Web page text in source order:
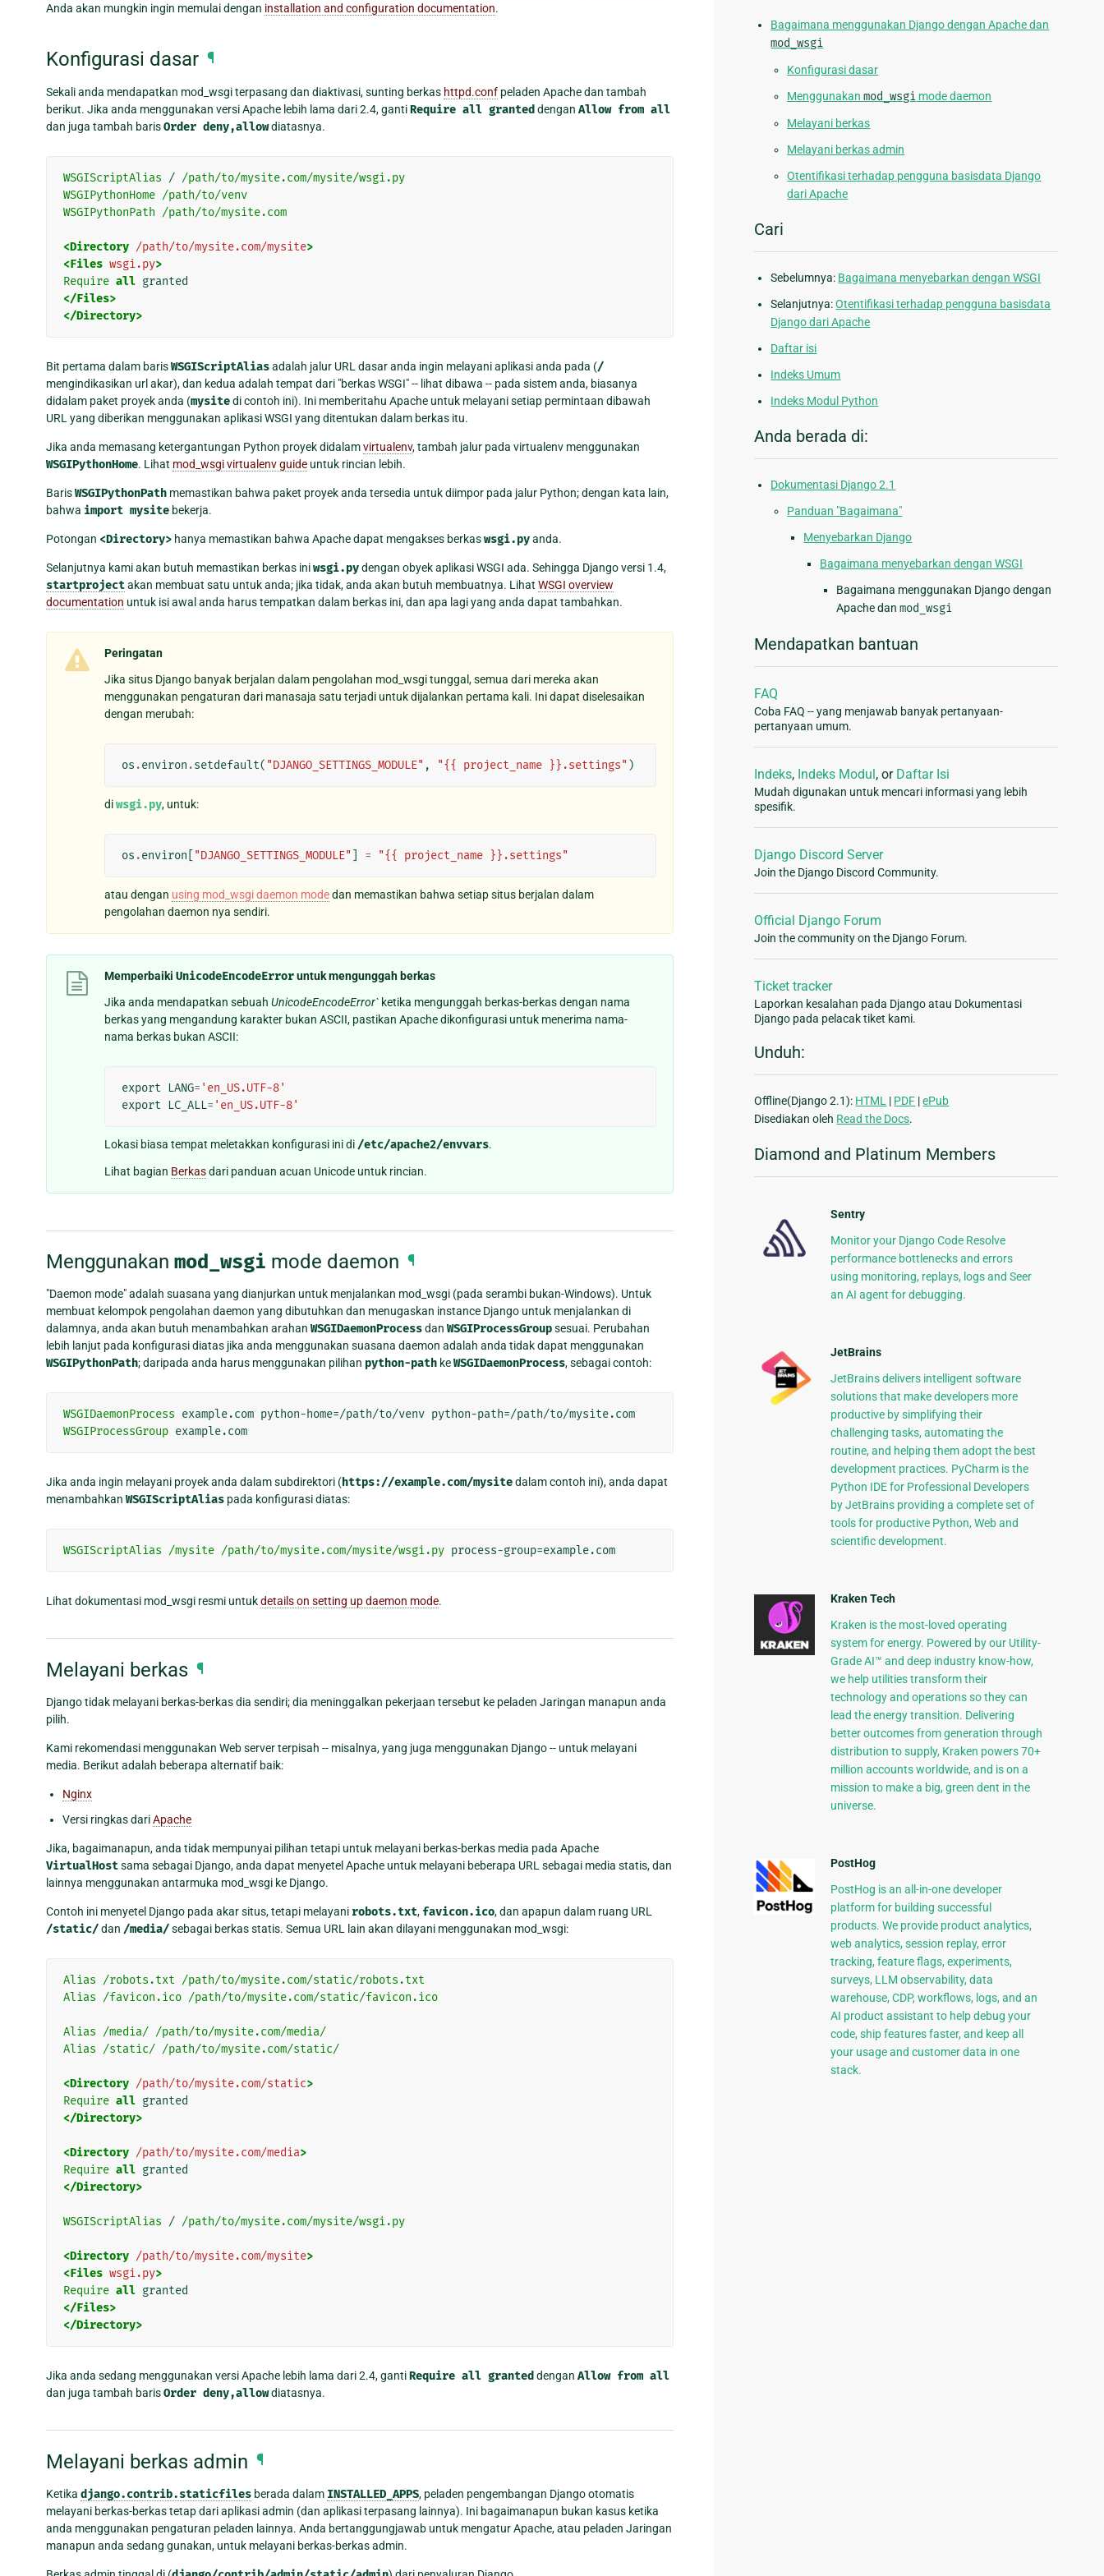
Anda akan mungkin ingin memulai dengan installation and configuration documentation.
Konfigurasi dasar ¶
Sekali anda mendapatkan mod_wsgi terpasang dan diaktivasi, sunting berkas httpd.conf peladen Apache dan tambah
berikut. Jika anda menggunakan versi Apache lebih lama dari 2.4, gantiRequire all granted dengan Allow from all
dan juga tambah barisOrder deny,allowdiatasnya.
WSGIScriptAlias / /path/to/mysite.com/mysite/wsgi.py
WSGIPythonHome /path/to/venv
WSGIPythonPath /path/to/mysite.com
<Directory /path/to/mysite.com/mysite>
<Files wsgi.py>
Require all
</Files>
</Directory>
Bit pertama dalam barisWSGIScriptAliasadalah jalur URL dasar anda ingin melayani aplikasi anda pada (/
mengindikasikan url akar), dan kedua adalah tempat dari "berkas WSGI" -- lihat dibawa -- pada sistem anda, biasanya
didalam paket proyek anda (mysitedi contoh ini). Ini memberitahu Apache untuk melayani setiap permintaan dibawah
URL yang diberikan menggunakan aplikasi WSGI yang ditentukan dalam berkas itu.
Jika anda memasang ketergantungan Python proyek didalamvirtualenv, tambah jalur pada virtualenv menggunakan
WSGIPythonHome. Lihat mod_wsgi virtualenv guide untuk rincian lebih.
BarisWSGIPythonPath memastikan bahwa paket proyek anda tersedia untuk diimpor pada jalur Python; dengan kata lain,
bahwa import mysite bekerja.
Potongan <Directory> hanya memastikan bahwa Apache dapat mengakses berkaswsgi.pyanda.
Selanjutnya kami akan butuh memastikan berkas iniwsgi.pydengan obyek aplikasi WSGI ada. Sehingga Django versi 1.4,
startprojectakan membuat satu untuk anda; jika tidak, anda akan butuh membuatnya. Lihat WSGI overview
documentation untuk isi awal anda harus tempatkan dalam berkas ini, dan apa lagi yang anda dapat tambahkan.
Peringatan
Jika situs Django banyak berjalan dalam pengolahan mod_wsgi tunggal, semua dari mereka akan
menggunakan pengaturan dari manasaja satu terjadi untuk dijalankan pertama kali. Ini dapat diselesaikan
dengan merubah:
os .environ .setdefault( "DJANGO_SETTINGS_MODULE" , "{{ project_name }}.settings" )
diwsgi.py, untuk:
os .environ "DJANGO_SETTINGS_MODULE" = "{{ project_name }}.settings"
atau dengan using mod_wsgi daemon modedan memastikan bahwa setiap situs berjalan dalam
pengolahan daemon nya sendiri.
Memperbaiki UnicodeEncodeErroruntuk mengunggah berkas
Jika anda mendapatkan sebuah UnicodeEncodeError` ketika mengunggah berkas-berkas dengan nama
berkas yang mengandung karakter bukan ASCII, pastikan Apache dikonfigurasi untuk menerima nama-
nama berkas bukan ASCII:
export LANG= 'en_US.UTF-8'
export
LC_ALL= 'en_US.UTF-8'
Lokasi biasa tempat meletakkan konfigurasi ini di/etc/apache2/envvars.
Lihat bagian Berkasdari panduan acuan Unicode untuk rincian.
Menggunakan mod_wsgi mode daemon ¶
"Daemon mode" adalah suasana yang dianjurkan untuk menjalankan mod_wsgi (pada serambi bukan-Windows). Untuk
membuat kelompok pengolahan daemon yang dibutuhkan dan menugaskan instance Django untuk menjalankan di
dalamnya, anda akan butuh menambahkan arahan WSGIDaemonProcessdan WSGIProcessGroupsesuai. Perubahan
lebih lanjut pada konfigurasi diatas jika anda menggunakan suasana daemon adalah anda tidak dapat menggunakan
WSGIPythonPath; daripada anda harus menggunakan pilihan python-path keWSGIDaemonProcess, sebagai contoh:
WSGIDaemonProcess
WSGIProcessGroup
Jika anda ingin melayani proyek anda dalam subdirektori (https://example.com/mysitedalam contoh ini), anda dapat
menambahkan WSGIScriptAlias pada konfigurasi diatas:
WSGIScriptAlias /mysite /path/to/mysite.com/mysite/wsgi.py
Lihat dokumentasi mod_wsgi resmi untukdetails on setting up daemon mode.
Melayani berkas ¶
Django tidak melayani berkas-berkas dia sendiri; dia meninggalkan pekerjaan tersebut ke peladen Jaringan manapun anda
pilih.
Kami rekomendasi menggunakan Web server terpisah -- misalnya, yang juga menggunakan Django -- untuk melayani
media. Berikut adalah beberapa alternatif baik:
Nginx
Versi ringkas dariApache
Jika, bagaimanapun, anda tidak mempunyai pilihan tetapi untuk melayani berkas-berkas media pada Apache
VirtualHostsama sebagai Django, anda dapat menyetel Apache untuk melayani beberapa URL sebagai media statis, dan
lainnya menggunakan antarmuka mod_wsgi ke Django.
Contoh ini menyetel Django pada akar situs, tetapi melayani robots.txt, favicon.ico, dan apapun dalam ruang URL
/static/dan /media/sebagai berkas statis. Semua URL lain akan dilayani menggunakan mod_wsgi:
Alias /robots.txt /path/to/mysite.com/static/robots.txt
Alias /favicon.ico /path/to/mysite.com/static/favicon.ico
Alias /media/ /path/to/mysite.com/media/
Alias /static/ /path/to/mysite.com/static/
<Directory /path/to/mysite.com/static>
Require all
</Directory>
<Directory /path/to/mysite.com/media>
Require all
</Directory>
WSGIScriptAlias / /path/to/mysite.com/mysite/wsgi.py
<Directory /path/to/mysite.com/mysite>
<Files wsgi.py>
Require all
</Files>
</Directory>
Jika anda sedang menggunakan versi Apache lebih lama dari 2.4, gantiRequire all granted dengan Allow from all
dan juga tambah barisOrder deny,allowdiatasnya.
Melayani berkas admin ¶
Ketika django.contrib.staticfiles berada dalam INSTALLED_APPS, peladen pengembangan Django otomatis
melayani berkas-berkas tetap dari aplikasi admin (dan aplikasi terpasang lainnya). Ini bagaimanapun bukan kasus ketika
anda menggunakan pengaturan peladen lainnya. Anda bertanggungjawab untuk mengatur Apache, atau peladen Jaringan
manapun anda sedang gunakan, untuk melayani berkas-berkas admin.
Bagaimana menggunakan Django dengan Apache dan
mod_wsgi
Konfigurasi dasar
Menggunakanmod_wsgi mode daemon
Melayani berkas
Melayani berkas admin
Otentifikasi terhadap pengguna basisdata Django
dari Apache
Cari
Sebelumnya: Bagaimana menyebarkan dengan WSGI
Selanjutnya:Otentifikasi terhadap pengguna basisdata
Django dari Apache
Daftar isi
Indeks Umum
Indeks Modul Python
Anda berada di:
Dokumentasi Django 2.1
Panduan "Bagaimana"
Menyebarkan Django
Bagaimana menyebarkan dengan WSGI
Bagaimana menggunakan Django dengan
Apache danmod_wsgi
Mendapatkan bantuan
FAQ
Coba FAQ -- yang menjawab banyak pertanyaan-
pertanyaan umum.
Indeks, Indeks Modul , or Daftar Isi
Mudah digunakan untuk mencari informasi yang lebih
spesifik.
Django Discord Server
Join the Django Discord Community.
Official Django Forum
Join the community on the Django Forum.
Ticket tracker
Laporkan kesalahan pada Django atau Dokumentasi
Django pada pelacak tiket kami.
Unduh:
Offline(Django 2.1): HTML | PDF |ePub
Disediakan oleh Read the Docs.
Diamond and Platinum Members
Sentry
Monitor your Django Code Resolve
performance bottlenecks and errors
using monitoring, replays, logs and Seer
an AI agent for debugging.
JetBrains
JetBrains delivers intelligent software
solutions that make developers more
productive by simplifying their
challenging tasks, automating the
routine, and helping them adopt the best
development practices. PyCharm is the
Python IDE for Professional Developers
by JetBrains providing a complete set of
tools for productive Python, Web and
scientific development.
Kraken Tech
Kraken is the most-loved operating
system for energy. Powered by our Utility-
Grade AI™ and deep industry know-how,
we help utilities transform their
technology and operations so they can
lead the energy transition. Delivering
better outcomes from generation through
distribution to supply, Kraken powers 70+
million accounts worldwide, and is on a
mission to make a big, green dent in the
universe.
PostHog
PostHog is an all-in-one developer
platform for building successful
products. We provide product analytics,
web analytics, session replay, error
tracking, feature flags, experiments,
surveys, LLM observability, data
warehouse, CDP, workflows, logs, and an
AI product assistant to help debug your
code, ship features faster, and keep all
your usage and customer data in one
stack.